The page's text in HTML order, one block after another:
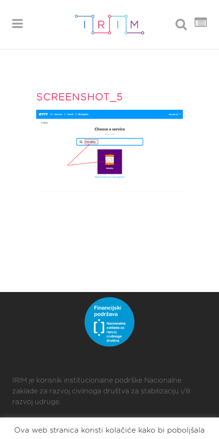
SCREENSHOT_5
IRIM je korisnik institucionalne podrške Nacionalne
zaklade za razvoj civilnoga društva za stabilizaciju i/ili
razvoj udruge.
Ova web stranica koristi kolačiće kako bi poboljšala